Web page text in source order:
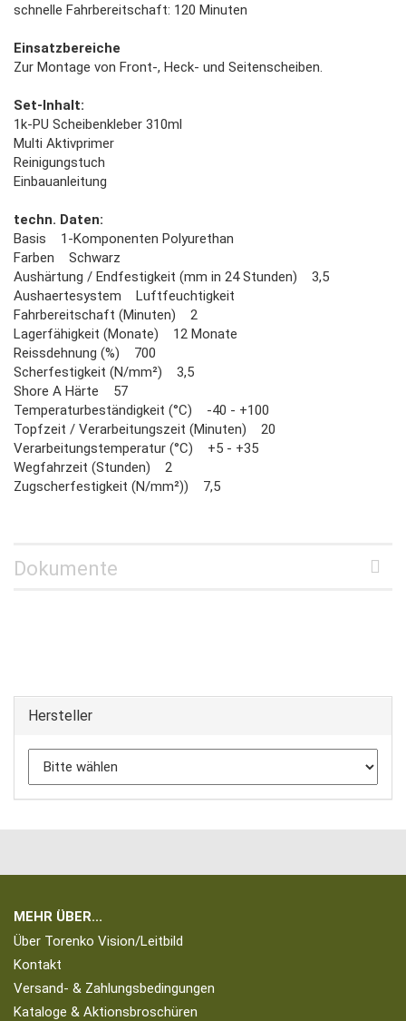
schnelle Fahrbereitschaft: 120 Minuten
Einsatzbereiche
Zur Montage von Front-, Heck- und Seitenscheiben.
Set-Inhalt:
1k-PU Scheibenkleber 310ml
Multi Aktivprimer
Reinigungstuch
Einbauanleitung
techn. Daten:
Basis 1-Komponenten Polyurethan
Farben Schwarz
Aushärtung / Endfestigkeit (mm in 24 Stunden) 3,5
Aushaertesystem Luftfeuchtigkeit
Fahrbereitschaft (Minuten) 2
Lagerfähigkeit (Monate) 12 Monate
Reissdehnung (%) 700
Scherfestigkeit (N/mm²) 3,5
Shore A Härte 57
Temperaturbeständigkeit (°C) -40 - +100
Topfzeit / Verarbeitungszeit (Minuten) 20
Verarbeitungstemperatur (°C) +5 - +35
Wegfahrzeit (Stunden) 2
Zugscherfestigkeit (N/mm²)) 7,5
Dokumente
Hersteller
MEHR ÜBER...
Über Torenko Vision/Leitbild
Kontakt
Versand- & Zahlungsbedingungen
Kataloge & Aktionsbroschüren